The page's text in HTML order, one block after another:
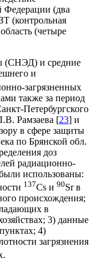
Федерации (два
(контрольная
(четыре
(СНЭД) и средние
и
загрязненных
также за период
Петербургского
Рамзаева [23] и
в сфере защиты
по Брянской обл.
доз
радиационно-
использованы:
137Cs и 90Sr в
происхождения;
в
3) данные
4)
загрязнения